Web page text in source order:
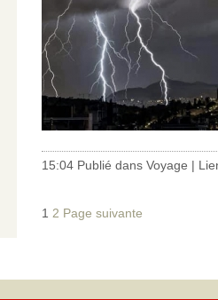
15:04 Publié dans Voyage |
1 2 Page suivante